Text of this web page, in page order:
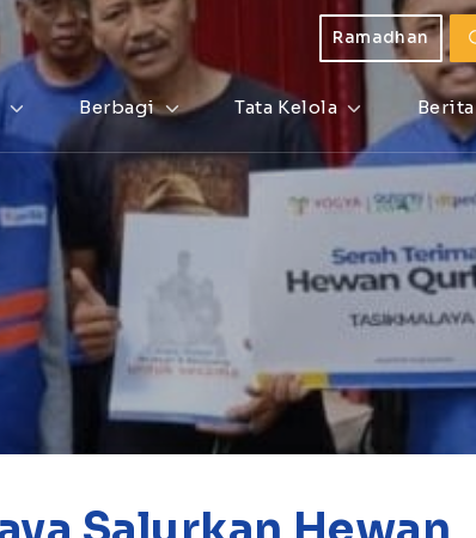
Ramadhan
Berbagi Tata Kelola Berita